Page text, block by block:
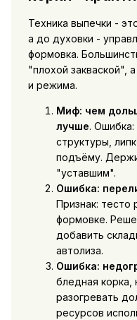
Техника выпечки -
а до духовки -
формовка.
"плохой закваской",
и режима.
Миф: чем
лучше.
структуры,
подъёму.
"уставшим".
Ошибка:
Признак: тесто
формовке.
добавить
автолиза.
Ошибка:
бледная корка,
разогревать
ресурсов